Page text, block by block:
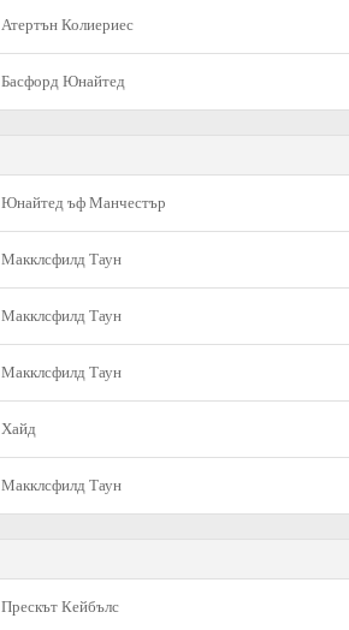
Атертън Колиериес
Басфорд Юнайтед
Юнайтед ъф Манчестър
Макклсфилд Таун
Макклсфилд Таун
Макклсфилд Таун
Хайд
Макклсфилд Таун
Прескът Кейбълс